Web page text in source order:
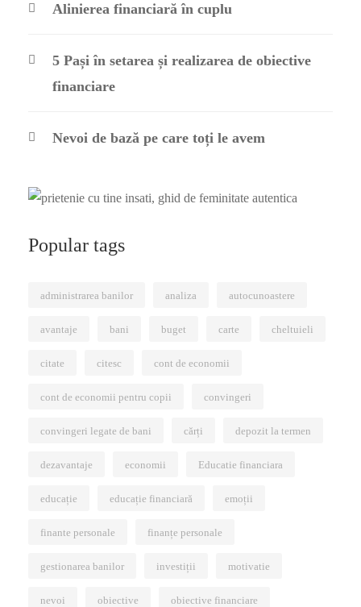
Alinierea financiară în cuplu
5 Pași în setarea și realizarea de obiective
financiare
Nevoi de bază pe care toți le avem
Popular tags
administrarea banilor analiza autocunoastere
avantaje bani buget carte cheltuieli
citate citesc cont de economii
cont de economii pentru copii convingeri
convingeri legate de bani cărți depozit la termen
dezavantaje economii Educatie financiara
educație educație financiară emoții
finante personale finanțe personale
gestionarea banilor investiții motivatie
nevoi obiective obiective financiare